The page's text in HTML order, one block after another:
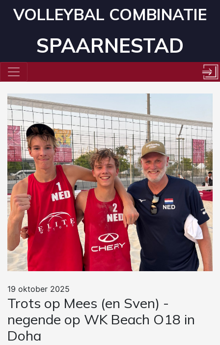
VOLLEYBAL COMBINATIE
SPAARNESTAD
19 oktober 2025
Trots op Mees (en Sven) -
negende op WK Beach O18 in
Doha